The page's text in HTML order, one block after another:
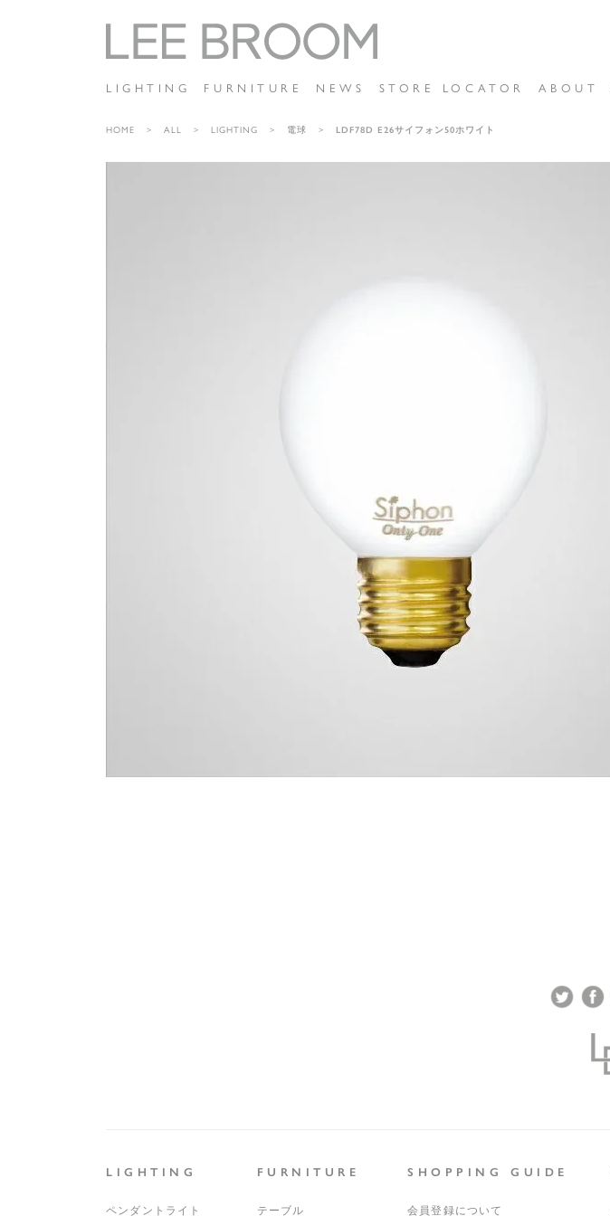
LIGHTING FURNITURE NEWS STORE LOCATOR ABOUT
HOME ALL LIGHTING 電球 LDF78D E26サイフォン50ホワイト
LIGHTING
ペンダントライト
FURNITURE
テーブル
SHOPPING GUIDE
会員登録について